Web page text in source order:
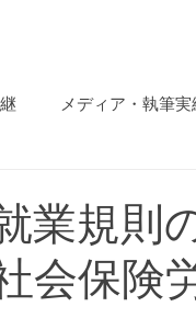
メディア・執筆実
業規則
会保険